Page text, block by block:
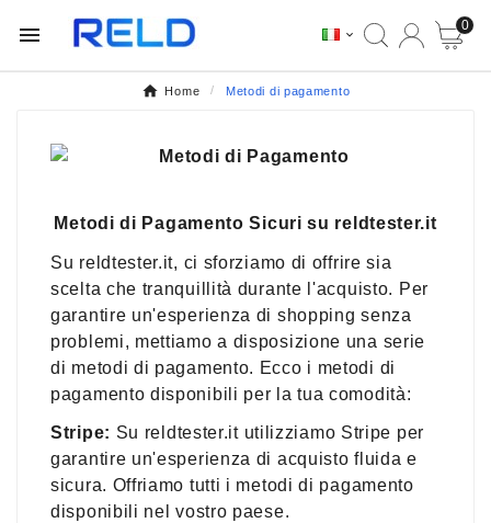
 
0
Home Metodi di pagamento
Metodi di Pagamento Sicuri su reldtester.it
Su reldtester.it, ci sforziamo di offrire sia
scelta che tranquillità durante l'acquisto. Per
garantire un'esperienza di shopping senza
problemi, mettiamo a disposizione una serie
di metodi di pagamento. Ecco i metodi di
pagamento disponibili per la tua comodità:
Stripe: Su reldtester.it utilizziamo Stripe per
garantire un'esperienza di acquisto fluida e
sicura. Offriamo tutti i metodi di pagamento
disponibili nel vostro paese.